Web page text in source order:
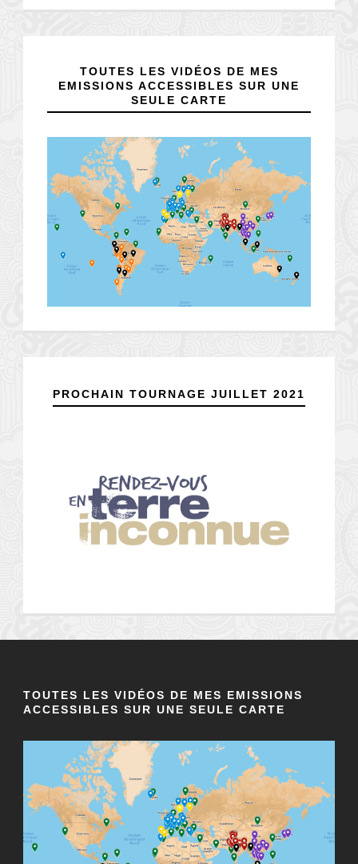
TOUTES LES VIDÉOS DE MES
EMISSIONS ACCESSIBLES SUR UNE
SEULE CARTE
PROCHAIN TOURNAGE JUILLET 2021
TOUTES LES VIDÉOS DE MES EMISSIONS
ACCESSIBLES SUR UNE SEULE CARTE